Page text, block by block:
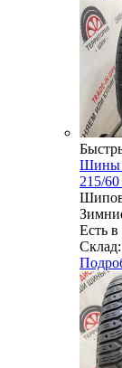
Шины
215/
Есть